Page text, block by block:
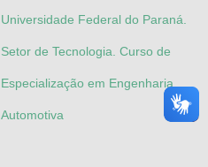
Universidade Federal do Paraná.
Setor de Tecnologia. Curso de
Especialização em Engenharia
Automotiva